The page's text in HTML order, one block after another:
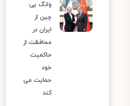
وانگ یی:
چین از
ایران در
محافظت از
حاکمیت
خود
حمایت می
کند